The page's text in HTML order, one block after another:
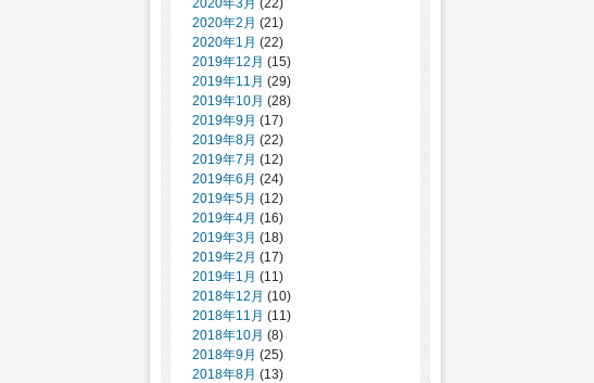
2020年3月 (22)
2020年2月 (21)
2020年1月 (22)
2019年12月 (15)
2019年11月 (29)
2019年10月 (28)
2019年9月 (17)
2019年8月 (22)
2019年7月 (12)
2019年6月 (24)
2019年5月 (12)
2019年4月 (16)
2019年3月 (18)
2019年2月 (17)
2019年1月 (11)
2018年12月 (10)
2018年11月 (11)
2018年10月 (8)
2018年9月 (25)
2018年8月 (13)